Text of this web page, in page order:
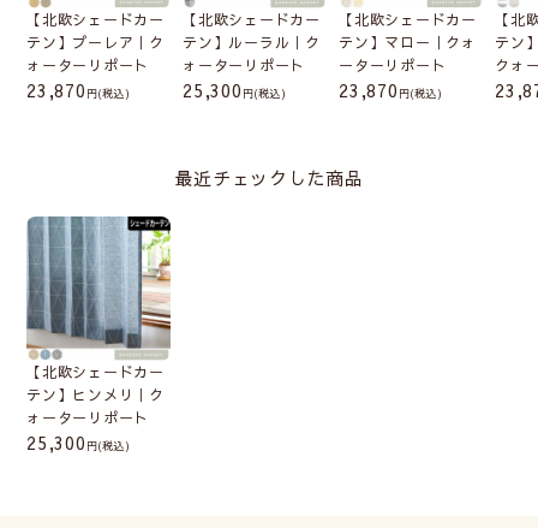
【北欧シェードカー
テン】プーレア｜ク
ォーターリポート
23,870 (税込)
【北欧シェードカー
テン】ルーラル｜ク
ォーターリポート
25,300 (税込)
【北欧シェードカー
テン】マロー｜クォ
ーターリポート
23,870 (税込)
【北
テン
クォ
最近チェックした商品
【北欧シェードカー
テン】ヒンメリ｜ク
ォーターリポート
25,300 (税込)